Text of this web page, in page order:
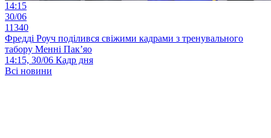
14:15
30/06
11340
Фредді Роуч поділився свіжими кадрами з тренувального
табору Менні Пак’яо
14:15, 30/06 Кадр дня
Всі новини